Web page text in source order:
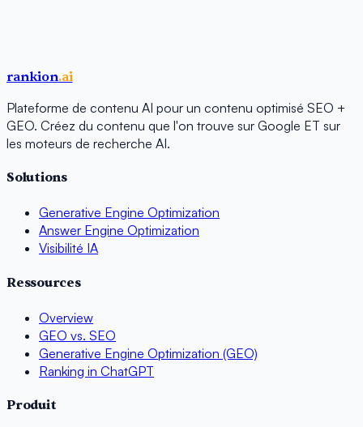
rankion.ai
Plateforme de contenu AI pour un contenu optimisé SEO +
GEO. Créez du contenu que l'on trouve sur Google ET sur
les moteurs de recherche AI.
Solutions
Generative Engine Optimization
Answer Engine Optimization
Visibilité IA
Ressources
Overview
GEO vs. SEO
Generative Engine Optimization (GEO)
Ranking in ChatGPT
Produit